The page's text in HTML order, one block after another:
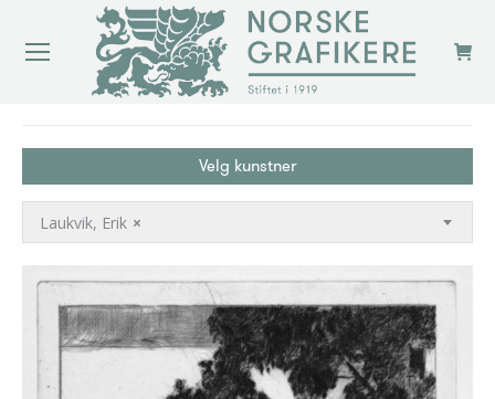
Velg kunstner
×
Laukvik, Erik